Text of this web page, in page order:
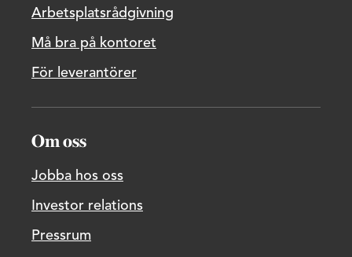
Arbetsplatsrådgivning
Må bra på kontoret
För leverantörer
Om oss
Jobba hos oss
Investor relations
Pressrum